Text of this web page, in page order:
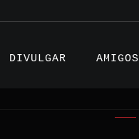
DIVULGAR AMIGOS